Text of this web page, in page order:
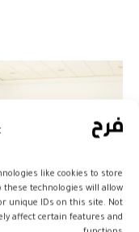
like cookies to store
these technologies will allow
unique IDs on this site. Not
affect certain features and